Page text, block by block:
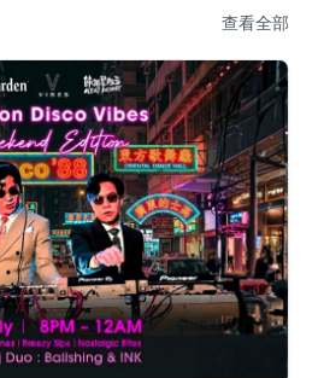
NA 藍星蕾 - 超人氣馬
- 人氣DJ • DJ SUNB - 醫生DJ
氣氛一觸即發！ 📸 晝夜
三格！ 全新懷舊主題「游如
上樂園，由「珊瑚大堂」的
陽台位置。打卡裝置包括： •
「渠王」夜光藝術廊 • 多款巨
」派對主場！配合懷舊主
生三格。 🌟 ASIA
日晚上6時至9時30分 特別
亞洲偶像團隊！包括粉絲見
不同地區的六大人氣男團女
查看全部